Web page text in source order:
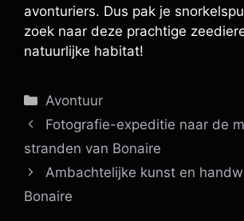
avonturiers. Dus pak je
zoek naar deze prachtige
natuurlijke habitat!
Categorieën
Avontuur
Fotografie-expeditie naar de
stranden van Bonaire
Ambachtelijke kunst en
Bonaire